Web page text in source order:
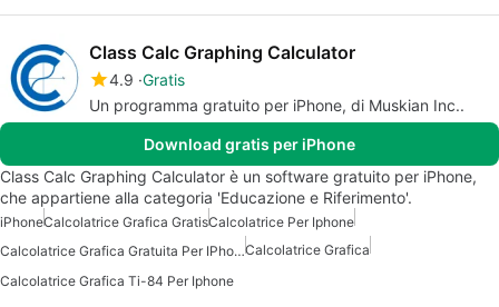
Class Calc Graphing Calculator
4.9 Gratis
Un programma gratuito per iPhone, di Muskian Inc..
Download gratis per iPhone
Class Calc Graphing Calculator è un software gratuito per iPhone,
che appartiene alla categoria 'Educazione e Riferimento'.
iPhoneCalcolatrice Grafica GratisCalcolatrice Per Iphone
Calcolatrice Grafica Gratuita Per IPhoneCalcolatrice Grafica
Calcolatrice Grafica Ti-84 Per Iphone